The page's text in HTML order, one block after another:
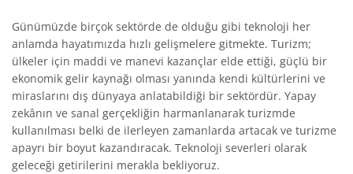
Günümüzde birçok sektörde de olduğu gibi teknoloji her
anlamda hayatımızda hızlı gelişmelere gitmekte. Turizm;
ülkeler için maddi ve manevi kazançlar elde ettiği, güçlü bir
ekonomik gelir kaynağı olması yanında kendi kültürlerini ve
miraslarını dış dünyaya anlatabildiği bir sektördür. Yapay
zekânın ve sanal gerçekliğin harmanlanarak turizmde
kullanılması belki de ilerleyen zamanlarda artacak ve turizme
apayrı bir boyut kazandıracak. Teknoloji severleri olarak
geleceği getirilerini merakla bekliyoruz.